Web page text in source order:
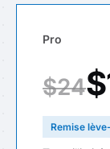
Pro
$24
Remise